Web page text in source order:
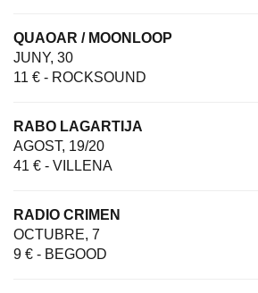
QUAOAR / MOONLOOP
JUNY, 30
11 € - ROCKSOUND
RABO LAGARTIJA
AGOST, 19/20
41 € - VILLENA
RADIO CRIMEN
OCTUBRE, 7
9 € - BEGOOD